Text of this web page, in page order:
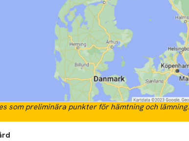
som preliminära punkter för hämtning och lämning.